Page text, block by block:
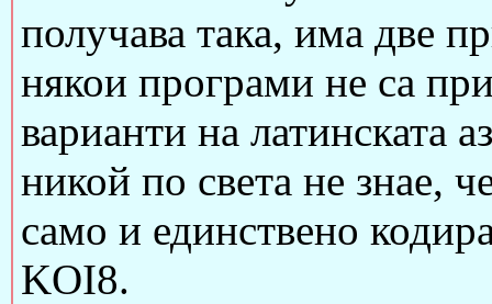
получава така, има две
някои програми не са
варианти на латинската
никой по света не знае,
само и единствено
KOI8.